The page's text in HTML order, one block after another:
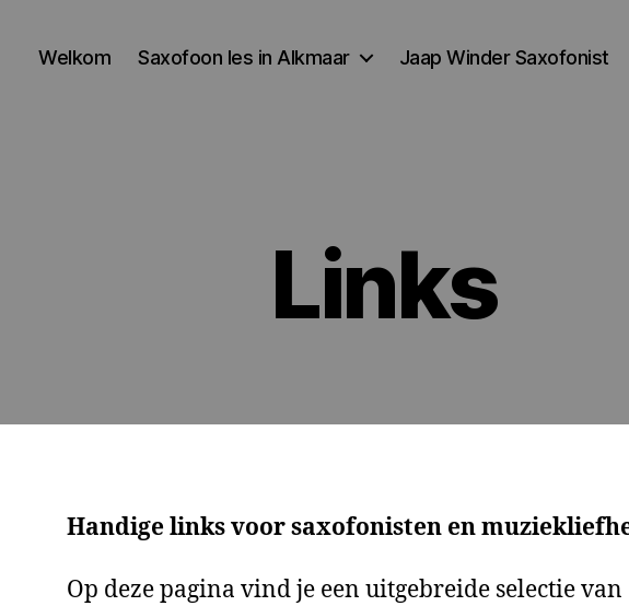
Welkom Saxofoon les in Alkmaar Jaap Winder Saxofonist
Links
Handige links voor saxofonisten en
Op deze pagina vind je een uitgebreide selectie van